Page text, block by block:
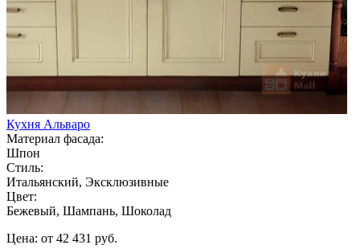
Кухня Альваро
Материал фасада:
Шпон
Стиль:
Итальянский, Эксклюзивные
Цвет:
Бежевый, Шампань, Шоколад
Цена: от 42 431 руб.